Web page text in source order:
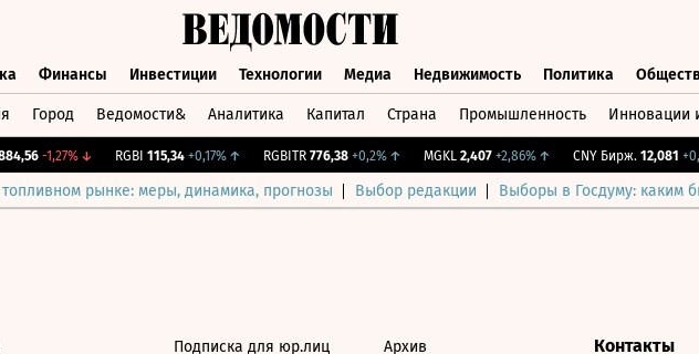
Финансы Инвестиции Технологии Медиа Недвижимость Политика
Город Ведомости& Аналитика Капитал Страна Промышленность Инновации
-1,27%↓ RGBI 115,34 +0,17%↑ RGBITR 776,38 +0,2%↑ MGKL 2,407 +2,86%↑ CNY Бирж. 12,081
рынке: меры, динамика, прогнозы Выбор редакции Выборы в Госдуму: каким
Подписка для юр.лиц Архив Контакты